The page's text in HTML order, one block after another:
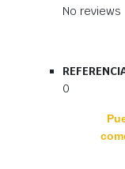
No reviews
0